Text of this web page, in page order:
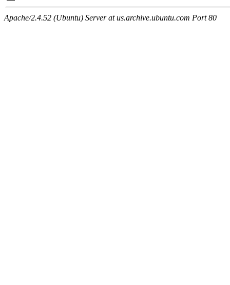
Apache/2.4.52 (Ubuntu) Server at us.archive.ubuntu.com Port 80